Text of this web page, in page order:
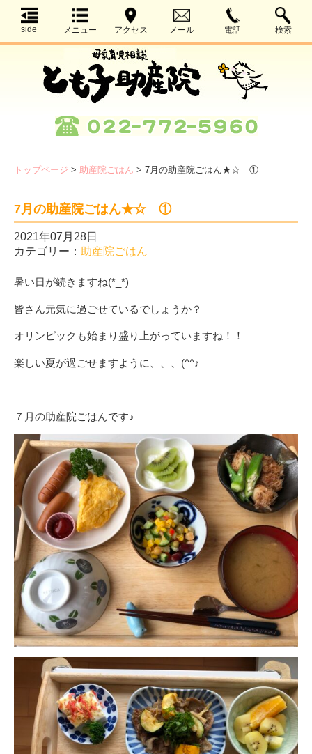
side メニュー アクセス メール 電話 検索
トップページ > 助産院ごはん > 7月の助産院ごはん★☆ ①
7月の助産院ごはん★☆ ①
2021年07月28日
カテゴリー： 助産院ごはん
暑い日が続きますね(*_*)
皆さん元気に過ごせているでしょうか？
オリンピックも始まり盛り上がっていますね！！
楽しい夏が過ごせますように、、、(^^♪
７月の助産院ごはんです♪